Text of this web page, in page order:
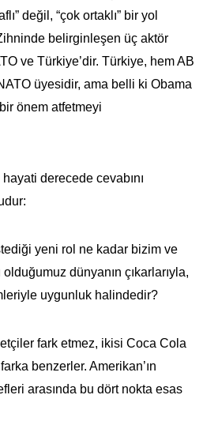
değil, “çok ortaklı” bir yol
belirginleşen üç aktör
ve Türkiye’dir. Türkiye, hem AB
üyesidir, ama belli ki Obama
önem atfetmeyi
derecede cevabını
yeni rol ne kadar bizim ve
dünyanın çıkarlarıyla,
uygunluk halindedir?
fark etmez, ikisi Coca Cola
benzerler. Amerikan’ın
arasında bu dört nokta esas